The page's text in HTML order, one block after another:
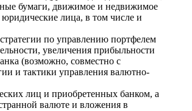
бумаги, движимое и недвижимое
лица, в том числе и
по управлению портфелем
увеличения прибыльности
(возможно, совместно с
и тактики управления валютно-
лиц и приобретенных банком, а
валюте и вложения в